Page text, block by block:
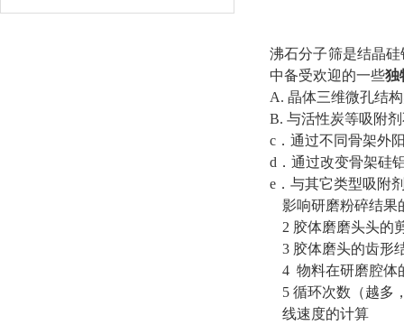
沸石分子筛是结晶
中备受欢迎的一些独
A. 晶体三维微孔结
B. 与活性炭等吸附
c．通过不同骨架外
d．通过改变骨架硅
e．与其它类型吸附
影响研磨粉碎结果
2 胶体磨磨头头的
3 胶体磨头的齿形
4 物料在研磨腔体
5 循环次数（越多
线速度的计算